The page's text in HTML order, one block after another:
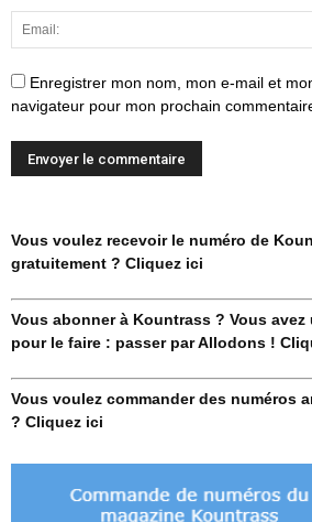
Enregistrer mon nom, mon e-mail et
navigateur pour mon prochain
Vous voulez recevoir le numéro de
gratuitement ? Cliquez ici
Vous abonner à Kountrass ? Vous
pour le faire : passer par Allodons !
Vous voulez commander des numéros
? Cliquez ici